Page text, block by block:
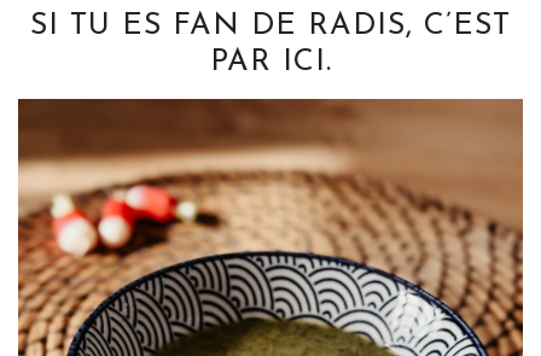
SI TU ES FAN DE RADIS, C’EST
PAR ICI.